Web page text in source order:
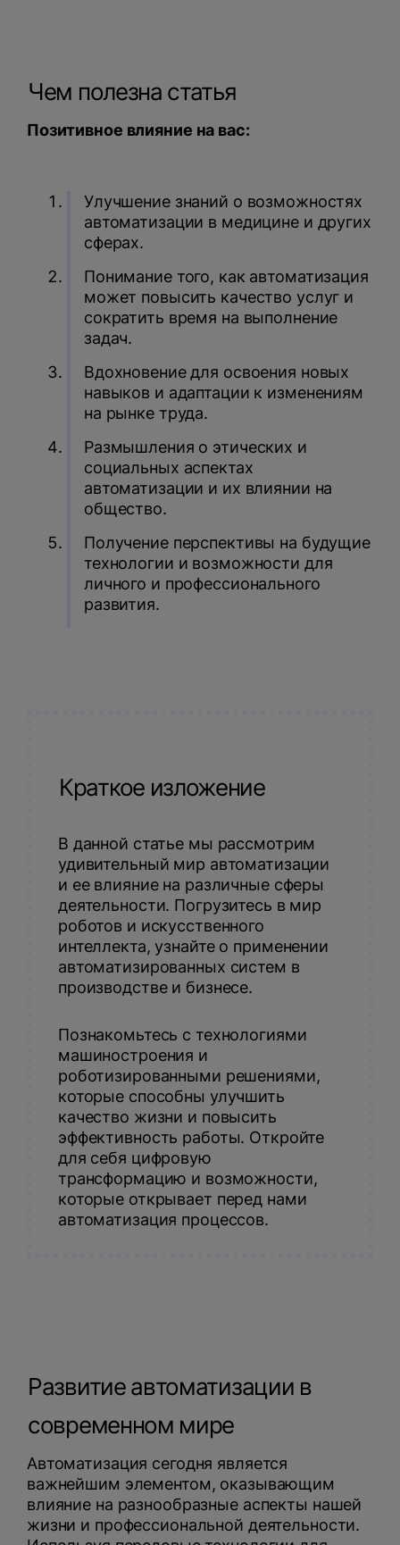
Чем полезна статья
Позитивное влияние на вас:
Улучшение знаний о возможностях
автоматизации в медицине и других
сферах.
Понимание того, как автоматизация
может повысить качество услуг и
сократить время на выполнение
задач.
Вдохновение для освоения новых
навыков и адаптации к изменениям
на рынке труда.
Размышления о этических и
социальных аспектах
автоматизации и их влиянии на
общество.
Получение перспективы на будущие
технологии и возможности для
личного и профессионального
развития.
Краткое изложение
В данной статье мы рассмотрим
удивительный мир автоматизации
и ее влияние на различные сферы
деятельности. Погрузитесь в мир
роботов и искусственного
интеллекта, узнайте о применении
автоматизированных систем в
производстве и бизнесе.
Познакомьтесь с технологиями
машиностроения и
роботизированными решениями,
которые способны улучшить
качество жизни и повысить
эффективность работы. Откройте
для себя цифровую
трансформацию и возможности,
которые открывает перед нами
автоматизация процессов.
Развитие автоматизации в
современном мире
Автоматизация сегодня является
важнейшим элементом, оказывающим
влияние на разнообразные аспекты нашей
жизни и профессиональной деятельности.